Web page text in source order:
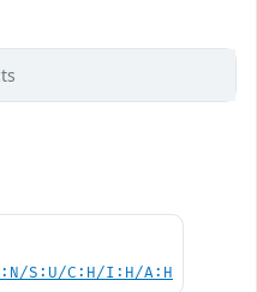
S:U/C:H/I:H/A:H